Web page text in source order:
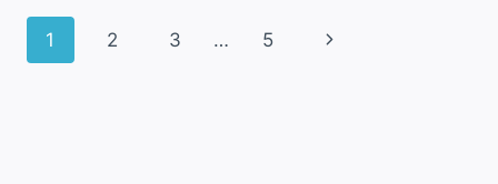
WANDHALTERUNG
Seitennavigation
1 2 3 … 5
Nächste